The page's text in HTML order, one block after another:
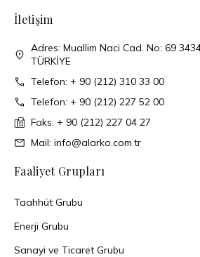
İletişim
Adres: Muallim Naci Cad. No: 69
TÜRKİYE
Telefon: + 90 (212) 310 33 00
Telefon: + 90 (212) 227 52 00
Faks: + 90 (212) 227 04 27
Mail: info@alarko.com.tr
Faaliyet Grupları
Taahhüt Grubu
Enerji Grubu
Sanayi ve Ticaret Grubu